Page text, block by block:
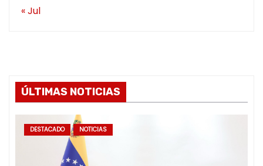
« Jul
ÚLTIMAS NOTICIAS
DESTACADO NOTICIAS